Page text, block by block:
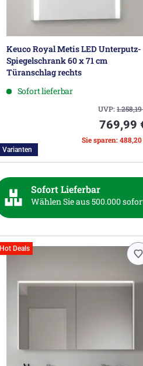
Keuco Royal Metis LED Unterputz-
Spiegelschrank 60 x 71 cm
Türanschlag rechts
Sofort lieferbar
UVP:1.258,19
769,99
Sie sparen: 488,20
Varianten
Sofort Lieferbar
Wählen Sie aus 500.000
Hot Deals